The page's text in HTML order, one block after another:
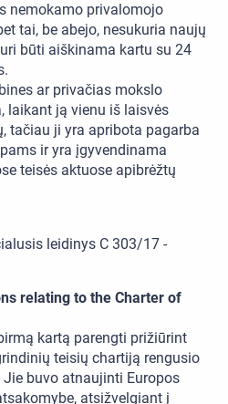
nemokamo privalomojo
tai, be abejo, nesukuria naujų
būti aiškinama kartu su 24
ar privačias mokslo
laikant ją vienu iš laisvės
tačiau ji yra apribota pagarba
ir yra įgyvendinama
teisės aktuose apibrėžtų
leidinys C 303/17 -
relating to the Charter of
kartą parengti prižiūrint
teisių chartiją rengusio
buvo atnaujinti Europos
atsižvelgiant į